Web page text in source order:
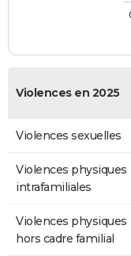
Violences en 2025
Violences sexuelles
Violences physiques
intrafamiliales
Violences physiques
hors cadre familial